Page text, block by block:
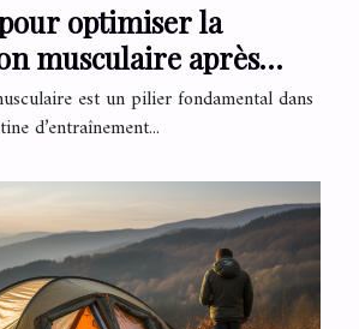
optimiser la
musculaire après
est un pilier fondamental dans
d’entraînement...